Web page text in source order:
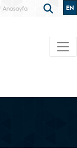
Anasayfa EN